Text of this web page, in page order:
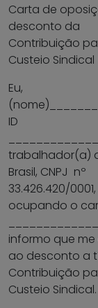
Carta de
desconto da
Contribuição
Custeio Sindical
Eu,
ID
trabalhador(a)
Brasil, CNPJ nº
33.426.420/0001,
ocupando o
informo que
ao desconto a
Contribuição
Custeio Sindical.